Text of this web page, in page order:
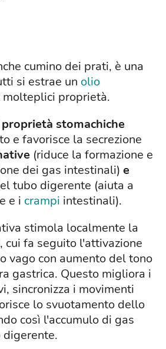
cumino dei prati, è una
si estrae un olio
proprietà.
proprietà stomachiche
e favorisce la secrezione
(riduce la formazione e
dei gas intestinali) e
tubo digerente (aiuta a
e i crampi intestinali).
stimola localmente la
cui fa seguito l'attivazione
vago con aumento del tono
gastrica. Questo migliora i
sincronizza i movimenti
lo svuotamento dello
così l'accumulo di gas